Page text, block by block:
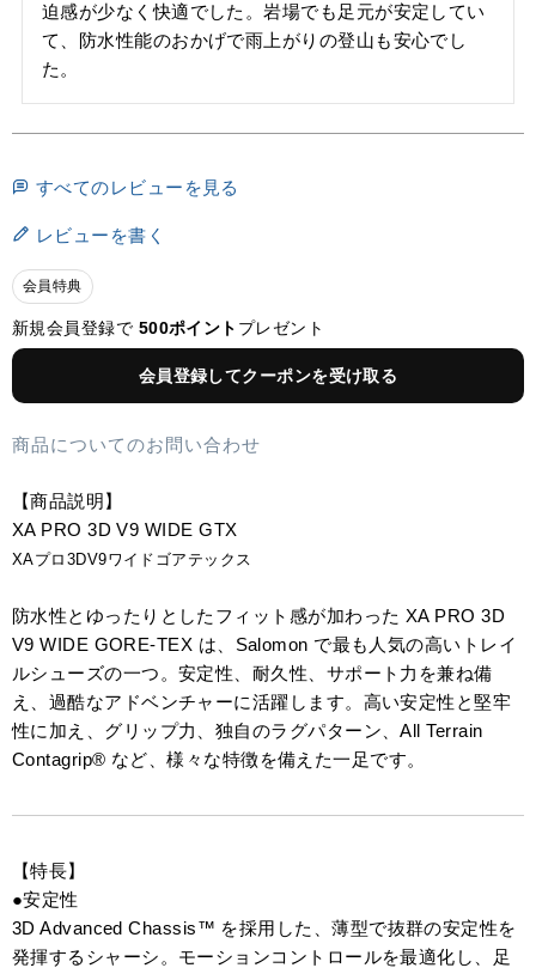
迫感が少なく快適でした。岩場でも足元が安定してい
て、防水性能のおかげで雨上がりの登山も安心でし
た。
すべてのレビューを見る
レビューを書く
会員特典
新規会員登録で 500ポイント プレゼント
会員登録してクーポンを受け取る
商品についてのお問い合わせ
【商品説明】
XA PRO 3D V9 WIDE GTX
XAプロ3DV9ワイドゴアテックス
防水性とゆったりとしたフィット感が加わった XA PRO 3D
V9 WIDE GORE-TEX は、Salomon で最も人気の高いトレイ
ルシューズの一つ。安定性、耐久性、サポート力を兼ね備
え、過酷なアドベンチャーに活躍します。高い安定性と堅牢
性に加え、グリップ力、独自のラグパターン、All Terrain
Contagrip® など、様々な特徴を備えた一足です。
【特長】
●安定性
3D Advanced Chassis™ を採用した、薄型で抜群の安定性を
発揮するシャーシ。モーションコントロールを最適化し、足